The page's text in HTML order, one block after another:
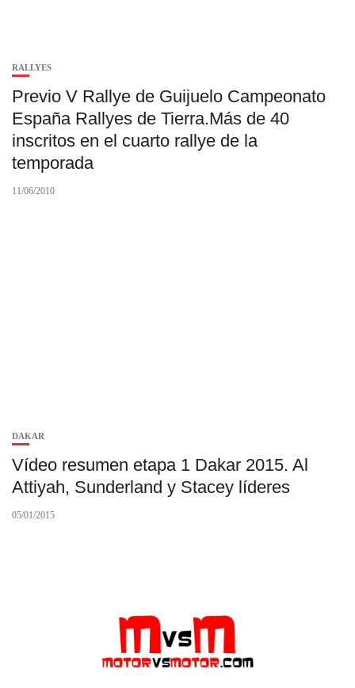
RALLYES
Previo V Rallye de Guijuelo Campeonato
España Rallyes de Tierra.Más de 40
inscritos en el cuarto rallye de la
temporada
11/06/2010
DAKAR
Vídeo resumen etapa 1 Dakar 2015. Al
Attiyah, Sunderland y Stacey líderes
05/01/2015